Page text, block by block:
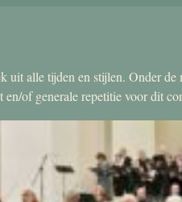
uit alle tijden en stijlen. Onder
of generale repetitie voor dit